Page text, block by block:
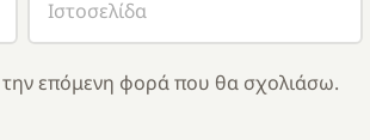
επόμενη φορά που θα σχολιάσω.